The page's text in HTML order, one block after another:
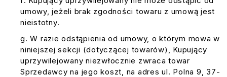
umowy, jeżeli brak zgodności towaru z umową jest
nieistotny.
W razie odstąpienia od umowy, o którym mowa w
niniejszej sekcji (dotyczącej towarów), Kupujący
uprzywilejowany niezwłocznie zwraca towar
Sprzedawcy na jego koszt, na adres ul. Polna 9, 37-